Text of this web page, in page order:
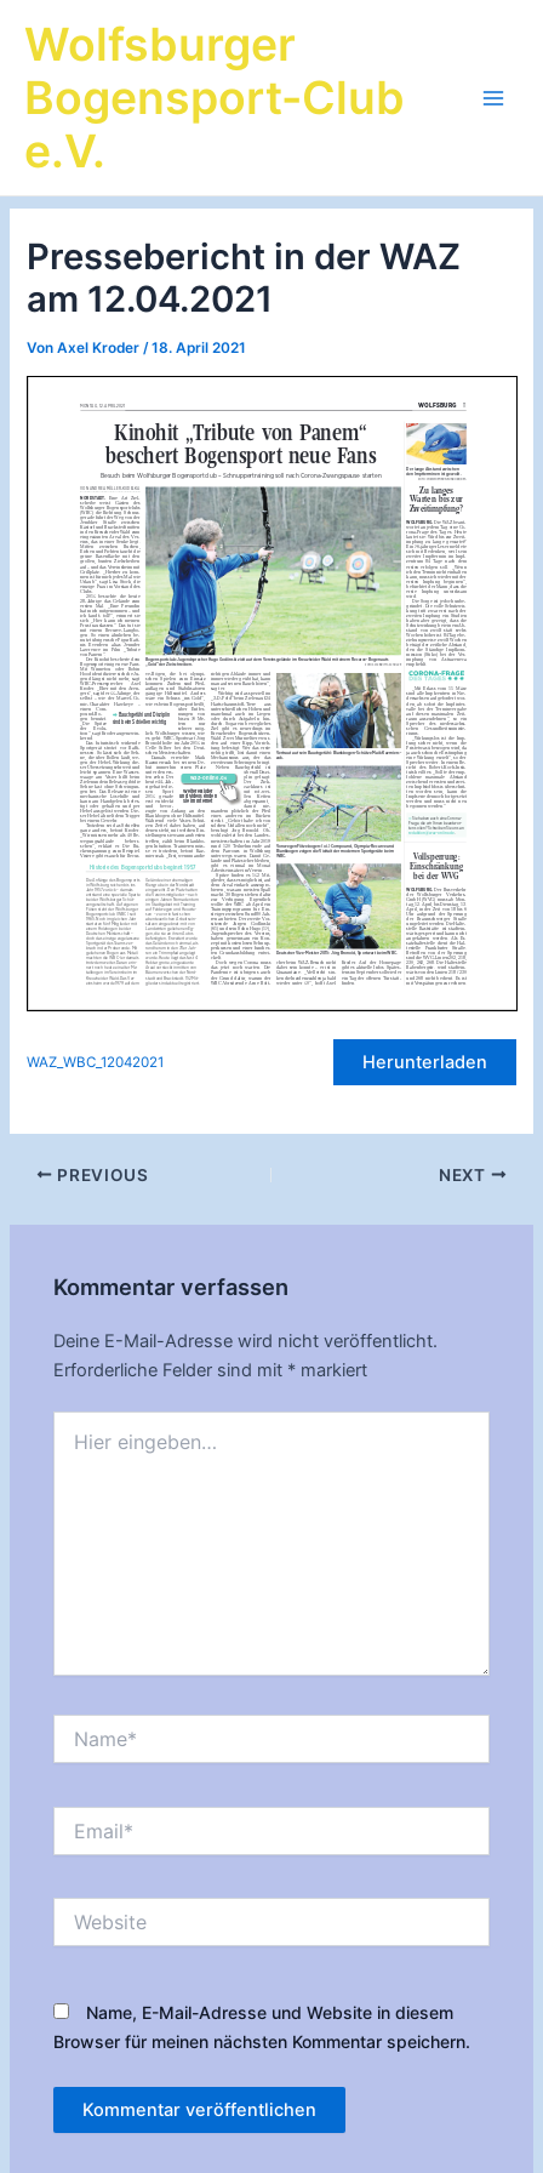
InhaltWolfsburger
Bogensport-Club
e.V.
Pressebericht in der WAZ
am 12.04.2021
VonAxel Kroder /18. April 2021
WAZ_WBC_12042021 Herunterladen
Post
PREVIOUS NEXT
Kommentar verfassen
Deine E-Mail-Adresse wird nicht veröffentlicht.
Erforderliche Felder sind mit * markiert
eingeben…
Name, E-Mail-Adresse und Website in diesem
Browser für meinen nächsten Kommentar speichern.